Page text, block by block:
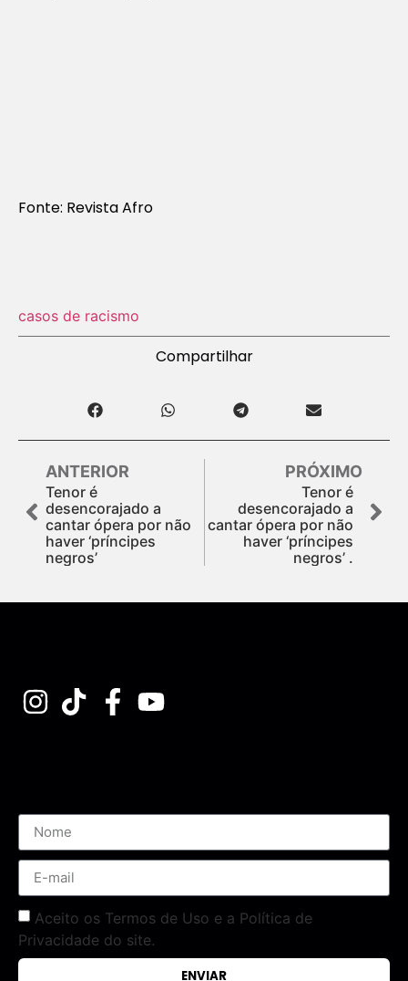
Fonte: Revista Afro
casos de racismo
Compartilhar
ANTERIOR
Tenor é
desencorajado a
cantar ópera por não
haver ‘príncipes
negros’
PRÓXIMO
Tenor é
desencorajado a
cantar ópera por não
haver ‘príncipes
negros’ .
Aceito os Termos de Uso e a Política de
Privacidade do site.
ENVIAR